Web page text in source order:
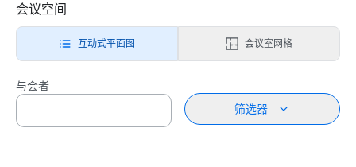
会议空间
互动式平面图 会议室网格
与会者
筛选器